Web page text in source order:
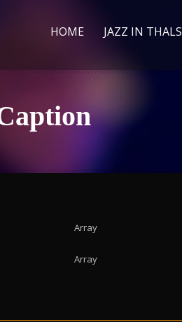
HOME JAZZ IN THALS
Array
Array